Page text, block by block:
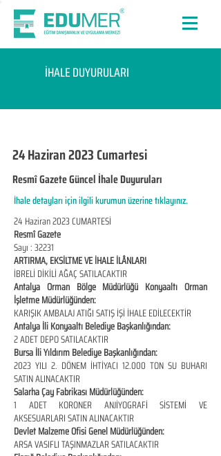
İHALE DUYURULARI
24 Haziran 2023 Cumartesi
Resmî Gazete Güncel İhale Duyuruları
İhale detayları için ilgili kurumun üzerine tıklayınız.
24 Haziran 2023 CUMARTESİ
Resmî Gazete
Sayı : 32231
ARTIRMA, EKSİLTME VE İHALE İLÂNLARI
İBRELİ DİKİLİ AĞAÇ SATILACAKTIR
Antalya Orman Bölge Müdürlüğü Konyaaltı Orman
İşletme Müdürlüğünden:
KARIŞIK AMBALAJ ATIĞI SATIŞ İŞİ İHALE EDİLECEKTİR
Antalya İli Konyaaltı Belediye Başkanlığından:
2 ADET DEPO SATILACAKTIR
Bursa İli Yıldırım Belediye Başkanlığından:
2023 YILI 2. DÖNEM İHTİYACI 12.000 TON SU BUHARI
SATIN ALINACAKTIR
Salarha Çay Fabrikası Müdürlüğünden:
1 ADET KORONER ANJİYOGRAFİ SİSTEMİ VE
AKSESUARLARI SATIN ALINACAKTIR
Devlet Malzeme Ofisi Genel Müdürlüğünden:
ARSA VASIFLI TAŞINMAZLAR SATILACAKTIR